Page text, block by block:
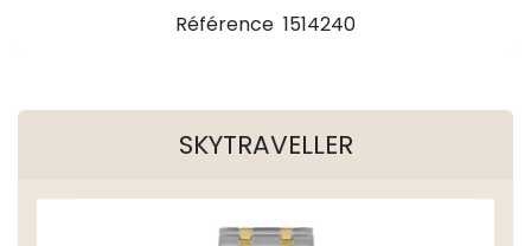
Référence 1514240
SKYTRAVELLER